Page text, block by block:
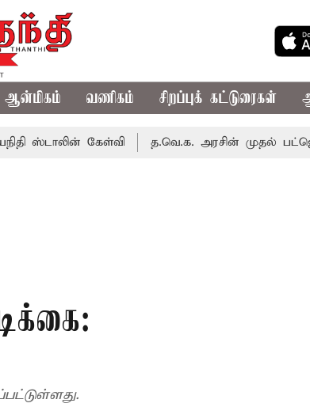
ஆன்மிகம் வணிகம் சிறப்புக் கட்டுரைகள்
கேள்வி த.வெ.க. அரசின் முதல் பட்ஜெட்: